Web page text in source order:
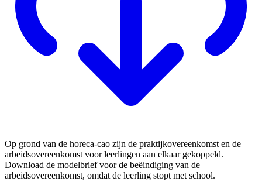
Op grond van de horeca-cao zijn de praktijkovereenkomst en de
arbeidsovereenkomst voor leerlingen aan elkaar gekoppeld.
Download de modelbrief voor de beëindiging van de
arbeidsovereenkomst, omdat de leerling stopt met school.